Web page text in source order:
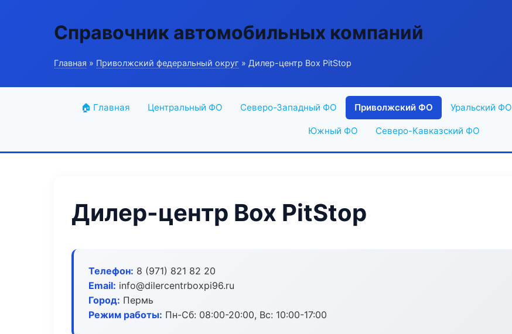
Справочник автомобильных компаний
Главная » Приволжский федеральный округ » Дилер-центр Box PitStop
🏠 Главная Центральный ФО Северо-Западный ФО Приволжский ФО Уральский ФО
Южный ФО Северо-Кавказский ФО
Дилер-центр Box PitStop
Телефон: 8 (971) 821 82 20
Email: info@dilercentrboxpi96.ru
Город: Пермь
Режим работы: Пн-Сб: 08:00-20:00, Вс: 10:00-17:00